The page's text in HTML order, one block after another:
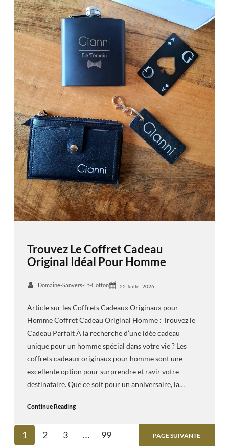
Trouvez Le Coffret Cadeau
Original Idéal Pour Homme
Domaine-Sanvers-Et-Cotton 22 Juillet 2026
Article sur les Coffrets Cadeaux Originaux pour
Homme Coffret Cadeau Original Homme : Trouvez le
Cadeau Parfait À la recherche d’une idée cadeau
unique pour un homme spécial dans votre vie ? Les
coffrets cadeaux originaux pour homme sont une
excellente option pour surprendre et ravir votre
destinataire. Que ce soit pour un anniversaire, la…
Continue Reading
1 2 3 … 99 PAGE SUIVANTE